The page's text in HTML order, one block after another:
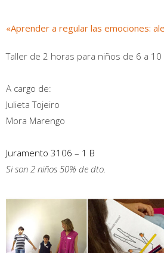
«Aprender a regular las emociones:
Taller de 2 horas para niños de 6 a 10
A cargo de:
Julieta Tojeiro
Mora Marengo
Juramento 3106 – 1 B
Si son 2 niños 50% de dto.